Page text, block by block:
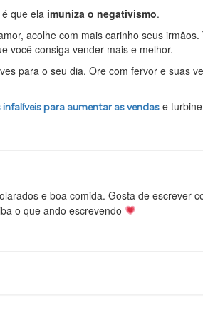
que ela imuniza o negativismo.
acolhe com mais carinho seus irmãos.
você consiga vender mais e melhor.
para o seu dia. Ore com fervor e suas
para aumentar as vendas e
e boa comida. Gosta de escrever
o que ando escrevendo